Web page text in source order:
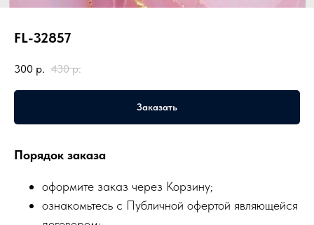
FL-32857
300 р. 430 р.
Заказать
Порядок заказа
оформите заказ через Корзину;
ознакомьтесь с Публичной офертой являющейся